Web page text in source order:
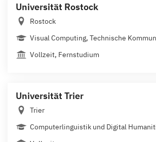
Universität Rostock
Rostock
Visual Computing, Technische
Vollzeit, Fernstudium
Universität Trier
Trier
Computerlinguistik und Digital